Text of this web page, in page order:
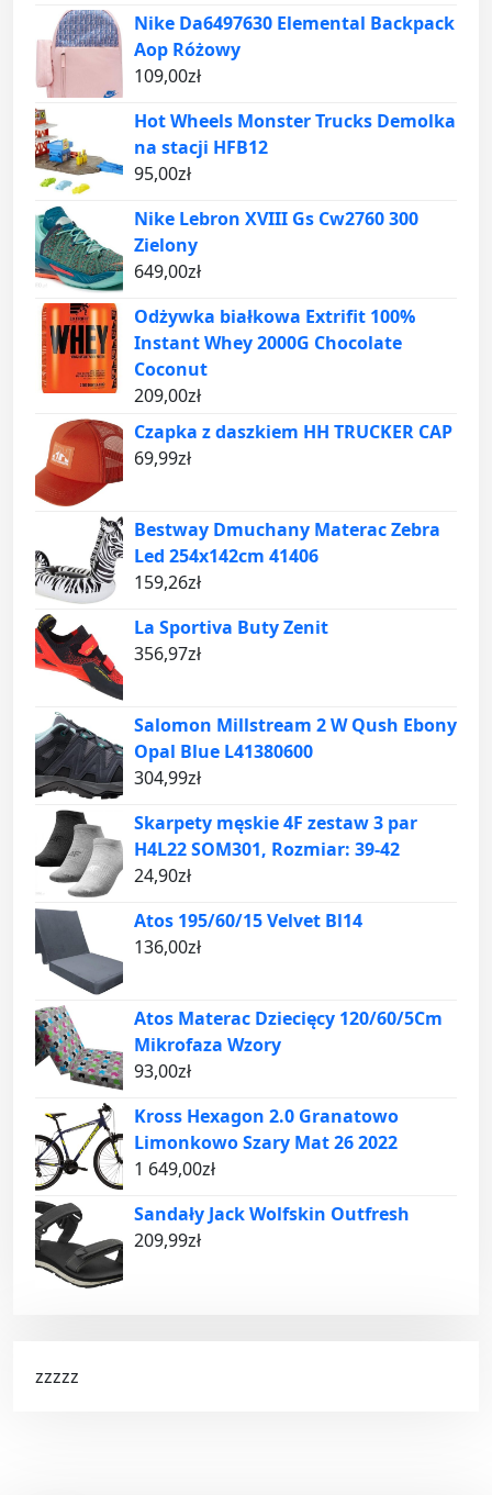
Nike Da6497630 Elemental Backpack
Aop Różowy
109,00zł
Hot Wheels Monster Trucks Demolka
na stacji HFB12
95,00zł
Nike Lebron XVIII Gs Cw2760 300
Zielony
649,00zł
Odżywka białkowa Extrifit 100%
Instant Whey 2000G Chocolate
Coconut
209,00zł
Czapka z daszkiem HH TRUCKER CAP
69,99zł
Bestway Dmuchany Materac Zebra
Led 254x142cm 41406
159,26zł
La Sportiva Buty Zenit
356,97zł
Salomon Millstream 2 W Qush Ebony
Opal Blue L41380600
304,99zł
Skarpety męskie 4F zestaw 3 par
H4L22 SOM301, Rozmiar: 39-42
24,90zł
Atos 195/60/15 Velvet Bl14
136,00zł
Atos Materac Dziecięcy 120/60/5Cm
Mikrofaza Wzory
93,00zł
Kross Hexagon 2.0 Granatowo
Limonkowo Szary Mat 26 2022
1 649,00zł
Sandały Jack Wolfskin Outfresh
209,99zł
zzzzz